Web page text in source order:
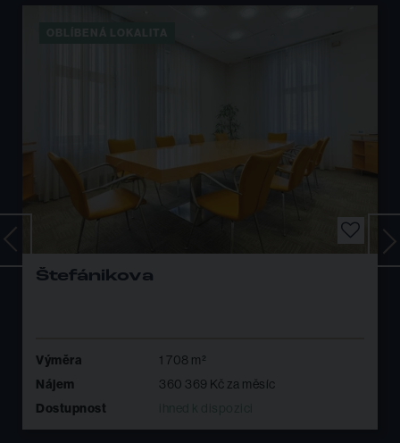
Štefánikova
Výměra 1 708 m²
Nájem 360 369 Kč za měsíc
Dostupnost